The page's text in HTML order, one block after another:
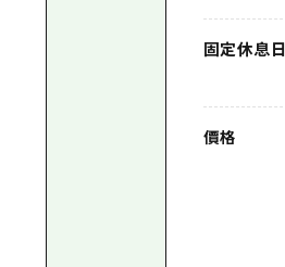
固定休息日
價格